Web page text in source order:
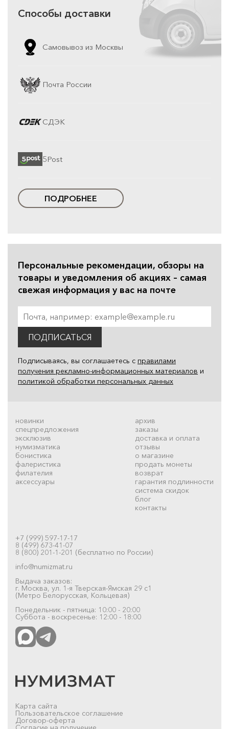
Способы доставки
Самовывоз из Москвы
Почта России
СДЭК
5Post
ПОДРОБНЕЕ
Персональные рекомендации, обзоры на
товары и уведомления об акциях – самая
свежая информация у вас на почте
ПОДПИСАТЬСЯ
Подписываясь, вы соглашаетесь с правилами
получения рекламно-информационных материалов и
политикой обработки персональных данных
новинки
спецпредложения
эксклюзив
нумизматика
бонистика
фалеристика
филателия
аксессуары
архив
заказы
доставка и оплата
отзывы
о магазине
продать монеты
возврат
гарантия подлинности
система скидок
блог
контакты
+7 (999) 597-17-17
8 (499) 673-41-07
8 (800) 201-1-201 (бесплатно по России)
info@numizmat.ru
Выдача заказов:
г. Москва, ул. 1-я Тверская-Ямская 29 с1
(Метро Белорусская, Кольцевая)
Понедельник - пятница: 10:00 - 20:00
Суббота - воскресенье: 12:00 - 18:00
Карта сайта
Пользовательское соглашение
Договор-оферта